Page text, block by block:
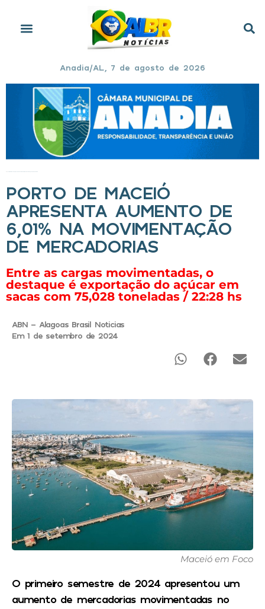
Anadia/AL, 7 de agosto de 2026
PORTO DE MACEIÓ
APRESENTA AUMENTO DE
6,01% NA MOVIMENTAÇÃO
DE MERCADORIAS
Entre as cargas movimentadas, o
destaque é exportação do açúcar em
sacas com 75,028 toneladas / 22:28 hs
ABN - Alagoas Brasil Noticias
Em 1 de setembro de 2024
Maceió em Foco
O primeiro semestre de 2024 apresentou um
aumento de mercadorias movimentadas no